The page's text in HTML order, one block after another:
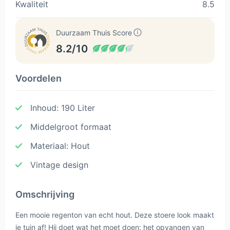
Kwaliteit 8.5
Duurzaam Thuis Score
8.2/10
Voordelen
Inhoud: 190 Liter
Middelgroot formaat
Materiaal: Hout
Vintage design
Omschrijving
Een mooie regenton van echt hout. Deze stoere look maakt
je tuin af! Hij doet wat het moet doen: het opvangen van